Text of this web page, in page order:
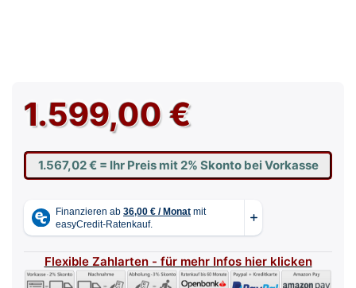
1.599,00 €
1.567,02 € = Ihr Preis mit 2% Skonto bei Vorkasse
Flexible Zahlarten - für mehr Infos hier klicken